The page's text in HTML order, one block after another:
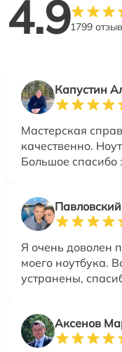
4.91799
Капустин
Мастерская
качественно.
Большое спасибо
Я очень доволен
моего ноутбука.
устранены,
Аксенов